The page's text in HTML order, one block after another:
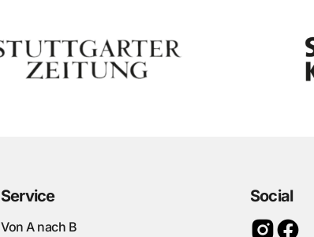
Service
Von A nach B
Social